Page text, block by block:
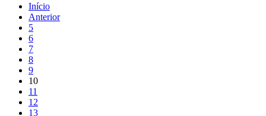
Início
Anterior
5
6
7
8
9
10
11
12
13